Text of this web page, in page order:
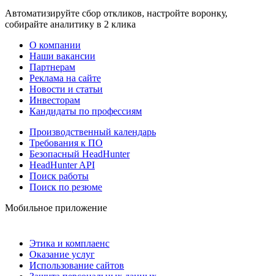
Автоматизируйте сбор откликов, настройте воронку,
собирайте аналитику в 2 клика
О компании
Наши вакансии
Партнерам
Реклама на сайте
Новости и статьи
Инвесторам
Кандидаты по профессиям
Производственный календарь
Требования к ПО
Безопасный HeadHunter
HeadHunter API
Поиск работы
Поиск по резюме
Мобильное приложение
Этика и комплаенс
Оказание услуг
Использование сайтов